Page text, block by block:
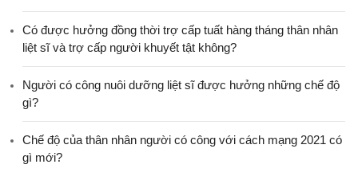
​Có được hưởng đồng thời trợ cấp tuất hàng tháng thân nhân
liệt sĩ và trợ cấp người khuyết tật không?
Người có công nuôi dưỡng liệt sĩ được hưởng những chế độ
gì?
Chế độ của thân nhân người có công với cách mạng 2021 có
gì mới?